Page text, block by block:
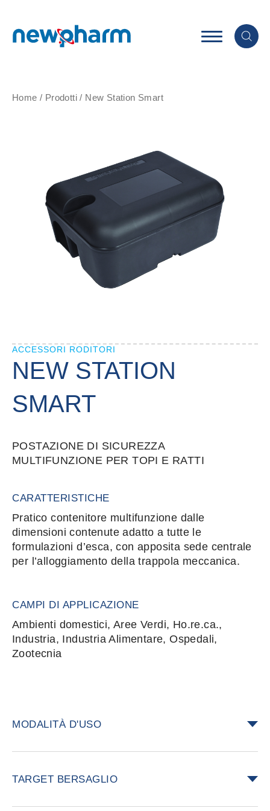
Home / Prodotti / New Station Smart
ACCESSORI RODITORI
NEW STATION
SMART
POSTAZIONE DI SICUREZZA
MULTIFUNZIONE PER TOPI E RATTI
CARATTERISTICHE
Pratico contenitore multifunzione dalle
dimensioni contenute adatto a tutte le
formulazioni d’esca, con apposita sede centrale
per l’alloggiamento della trappola meccanica.
CAMPI DI APPLICAZIONE
Ambienti domestici, Aree Verdi, Ho.re.ca.,
Industria, Industria Alimentare, Ospedali,
Zootecnia
MODALITÀ D'USO
Snap Trap Mini (attivata con opportuno
TARGET BERSAGLIO